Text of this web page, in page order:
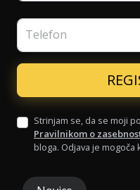
Telefon
Strinjam se, da se moji
Pravilnikom o
bloga. Odjava je mogoča